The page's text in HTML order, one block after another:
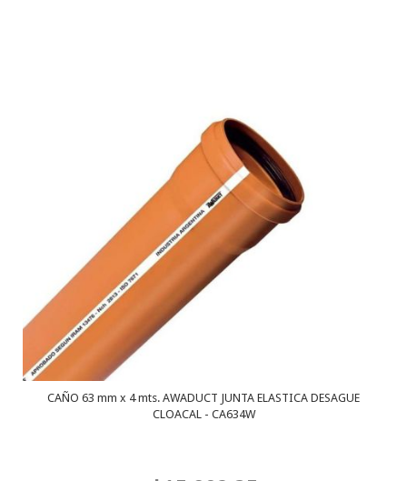
CAÑO 63 mm x 4 mts. AWADUCT JUNTA ELASTICA DESAGUE
CLOACAL - CA634W